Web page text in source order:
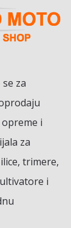
za
i
za
trimere,
i